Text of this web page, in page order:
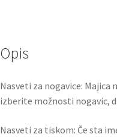
k
Opis
Nasveti za nogavice: Majica
izberite možnosti nogavic,
Nasveti za tiskom: Če sta